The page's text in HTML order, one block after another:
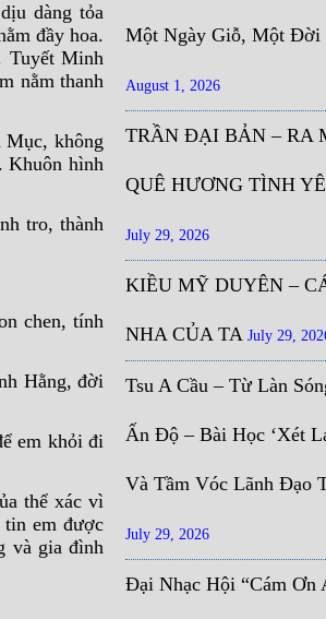
dàng tỏa
đầy hoa.
Tuyết Minh
nằm thanh
không
Khuôn hình
tro, thành
chen, tính
Hằng, đời
em khỏi đi
thể xác vì
tin em được
và gia đình
Một Ngày Giỗ, Một Đời
August 1, 2026
TRẦN ĐẠI BẢN – RA
QUÊ HƯƠNG TÌNH
July 29, 2026
KIỀU MỸ DUYÊN –
NHA CỦA TA July 29,
Tsu A Cầu – Từ Làn
Ấn Độ – Bài Học ‘Xét
Và Tầm Vóc Lãnh Đạo
July 29, 2026
Đại Nhạc Hội “Cám Ơn